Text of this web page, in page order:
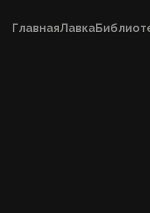
ГлавнаяЛавка
Посвящение I ступени
Покупка